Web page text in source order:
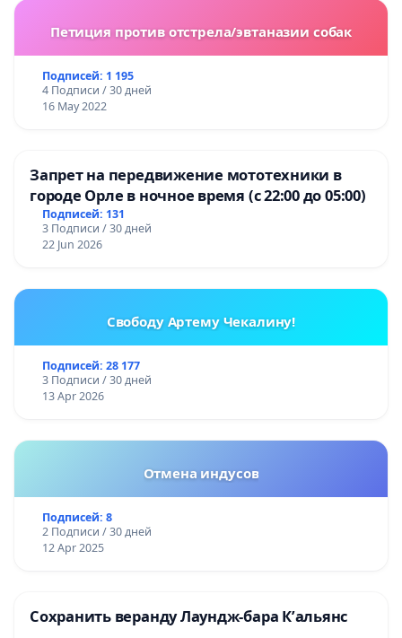
Петиция против отстрела/эвтаназии собак
Подписей: 1 195
4 Подписи / 30 дней
16 May 2022
Запрет на передвижение мототехники в
городе Орле в ночное время (с 22:00 до 05:00)
Подписей: 131
3 Подписи / 30 дней
22 Jun 2026
Свободу Артему Чекалину!
Подписей: 28 177
3 Подписи / 30 дней
13 Apr 2026
Отмена индусов
Подписей: 8
2 Подписи / 30 дней
12 Apr 2025
Сохранить веранду Лаундж-бара К’альянс